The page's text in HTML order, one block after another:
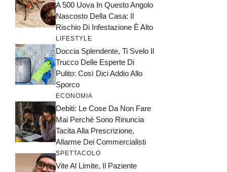
A 500 Uova In Questo Angolo
Nascosto Della Casa: Il
Rischio Di Infestazione È Alto
LIFESTYLE
Doccia Splendente, Ti Svelo Il
Trucco Delle Esperte Di
Pulito: Così Dici Addio Allo
Sporco
ECONOMIA
Debiti: Le Cose Da Non Fare
Mai Perché Sono Rinuncia
Tacita Alla Prescrizione,
Allarme Dei Commercialisti
SPETTACOLO
Vite Al Limite, Il Paziente